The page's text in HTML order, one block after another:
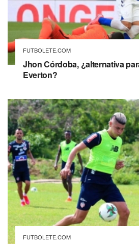
FUTBOLETE.COM
Jhon Córdoba, ¿alternativa
Everton?
FUTBOLETE.COM